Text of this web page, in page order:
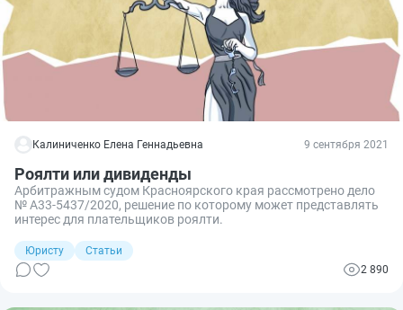
Калиниченко Елена Геннадьевна 9 сентября 2021
Роялти или дивиденды
Арбитражным судом Красноярского края рассмотрено дело
№ А33-5437/2020, решение по которому может представлять
интерес для плательщиков роялти.
Юристу
Статьи
2 890